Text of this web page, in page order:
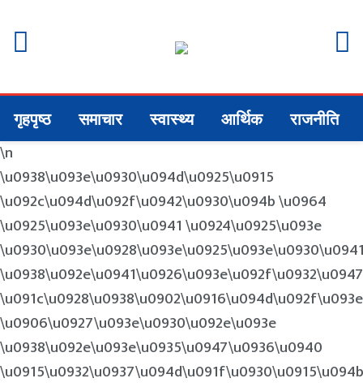
गृहपृष्ठ समाचार स्वास्थ्य आर्थिक राजनीति
\n
\u0938\u093e\u0930\u094d\u0925\u0915
\u092c\u094d\u092f\u0942\u0930\u094b \u0964
\u0925\u093e\u0930\u0941 \u0924\u0925\u093e
\u0938\u092e\u0941\u0926\u093e\u092f\u0932\u0947
\u0906\u0927\u093e\u0930\u092e\u093e
\u0938\u092e\u093e\u0935\u0947\u0936\u0940
\u0915\u0932\u0937\u094d\u091f\u0930\u0915\u094b